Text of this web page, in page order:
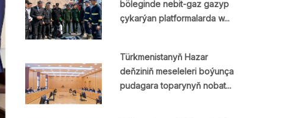
böleginde nebit-gaz gazyp
çykarýan platformalarda w...
Türkmenistanyň Hazar
deňziniň meseleleri boýunça
pudagara toparynyň nobat...